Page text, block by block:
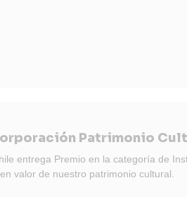
Patrimonio
entrega Premio en la categoría de
valor de nuestro patrimonio cultural.